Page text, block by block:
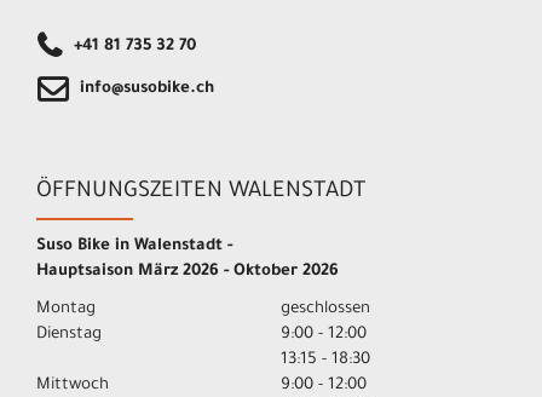
+41 81 735 32 70
info@susobike.ch
ÖFFNUNGSZEITEN WALENSTADT
Suso Bike in Walenstadt -
Hauptsaison März 2026 - Oktober 2026
Montag
geschlossen
Dienstag
9:00 - 12:00
13:15 - 18:30
Mittwoch
9:00 - 12:00